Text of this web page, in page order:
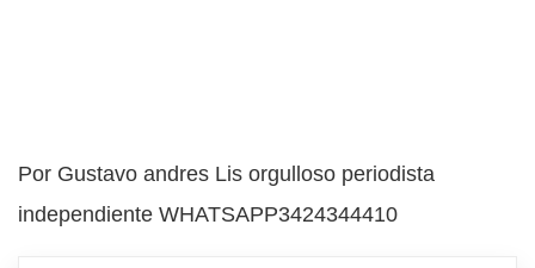
Por Gustavo andres Lis orgulloso periodista
independiente WHATSAPP3424344410